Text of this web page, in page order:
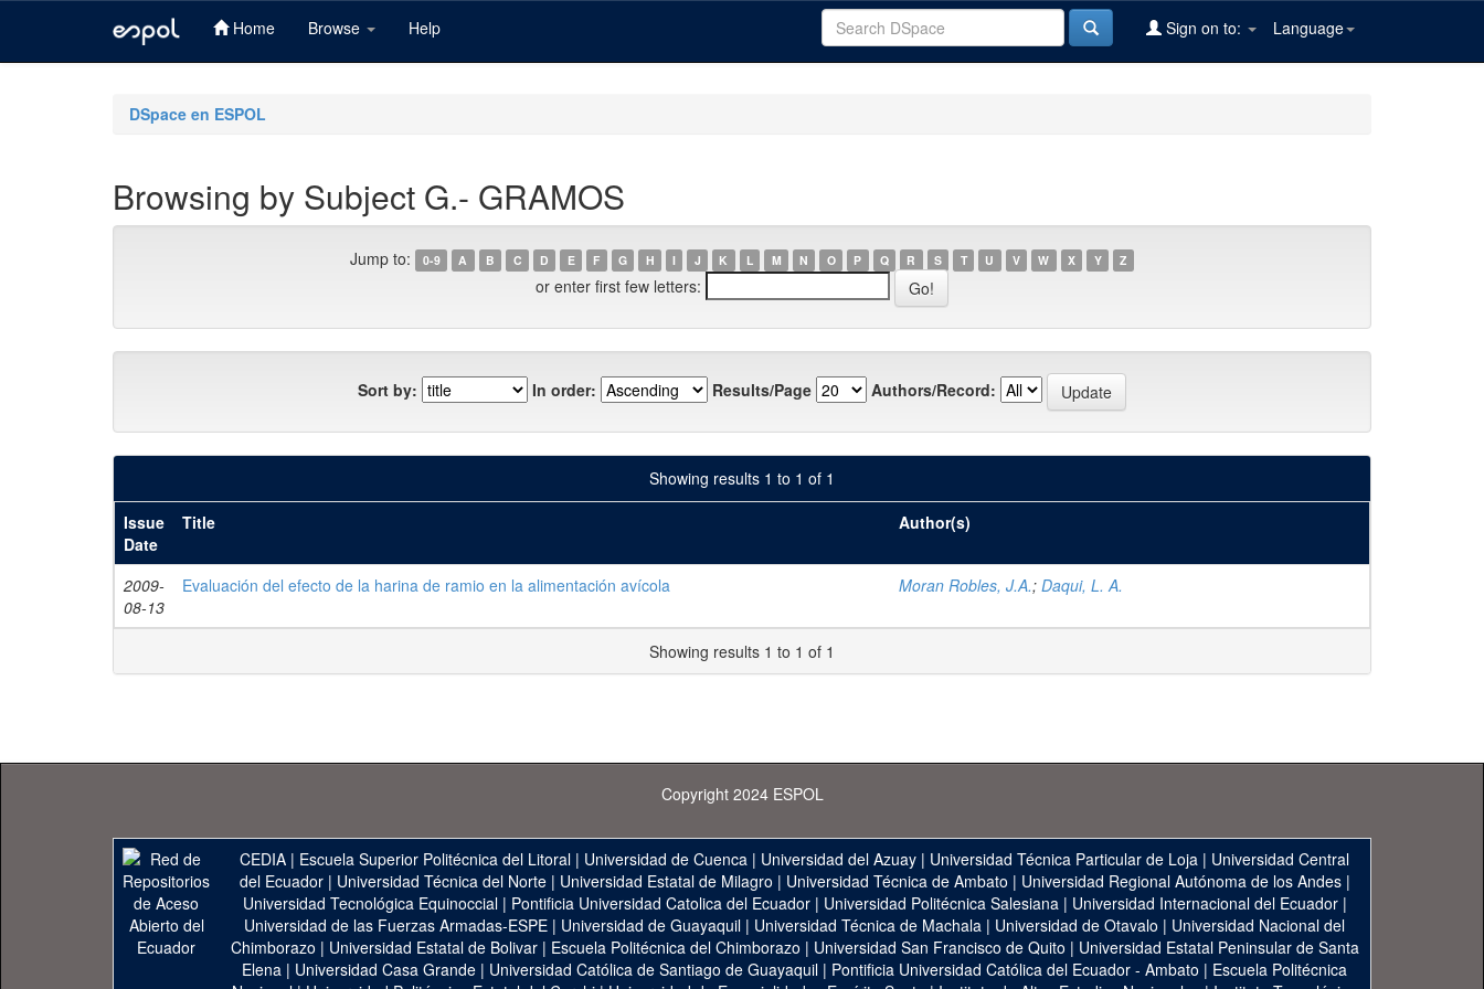
Home Browse Help Language
Sign on to:
DSpace en ESPOL
Browsing by Subject G.- GRAMOS
Jump to: 0-9 A B C D E F G H I J K L M N O P Q R S T U V W X Y Z
or enter first few letters:
Sort by: In order: Results/Page Authors/Record:
Showing results 1 to 1 of 1
Issue
Date
Title Author(s)
2009-
08-13
Evaluación del efecto de la harina de ramio en la alimentación avícola Moran Robles, J.A.; Daqui, L. A.
Showing results 1 to 1 of 1
Copyright 2024 ESPOL
CEDIA | Escuela Superior Politécnica del Litoral | Universidad de Cuenca | Universidad del Azuay | Universidad Técnica Particular de Loja | Universidad Central
del Ecuador| Universidad Técnica del Norte| Universidad Estatal de Milagro | Universidad Técnica de Ambato | Universidad Regional Autónoma de los Andes|
Universidad Tecnológica Equinoccial| Pontificia Universidad Catolica del Ecuador| Universidad Politécnica Salesiana| Universidad Internacional del Ecuador|
Universidad de las Fuerzas Armadas-ESPE | Universidad de Guayaquil | Universidad Técnica de Machala | Universidad de Otavalo | Universidad Nacional del
Chimborazo | Universidad Estatal de Bolivar| Escuela Politécnica del Chimborazo | Universidad San Francisco de Quito | Universidad Estatal Peninsular de Santa
Elena | Universidad Casa Grande | Universidad Católica de Santiago de Guayaquil | Pontificia Universidad Católica del Ecuador - Ambato | Escuela Politécnica